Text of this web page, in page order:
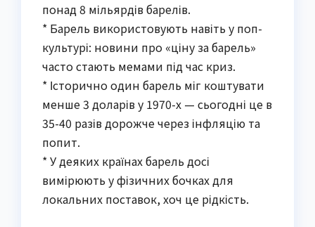
понад 8 мільярдів барелів.
* Барель використовують навіть у поп-
культурі: новини про «ціну за барель»
часто стають мемами під час криз.
* Історично один барель міг коштувати
менше 3 доларів у 1970-х — сьогодні це в
35-40 разів дорожче через інфляцію та
попит.
* У деяких країнах барель досі
вимірюють у фізичних бочках для
локальних поставок, хоч це рідкість.